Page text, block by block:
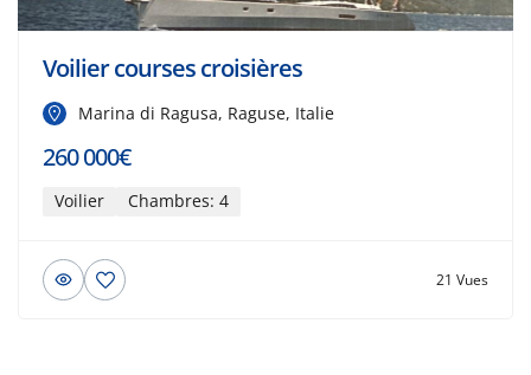
Voilier courses croisières
Marina di Ragusa, Raguse, Italie
260 000€
Voilier Chambres: 4
21 Vues